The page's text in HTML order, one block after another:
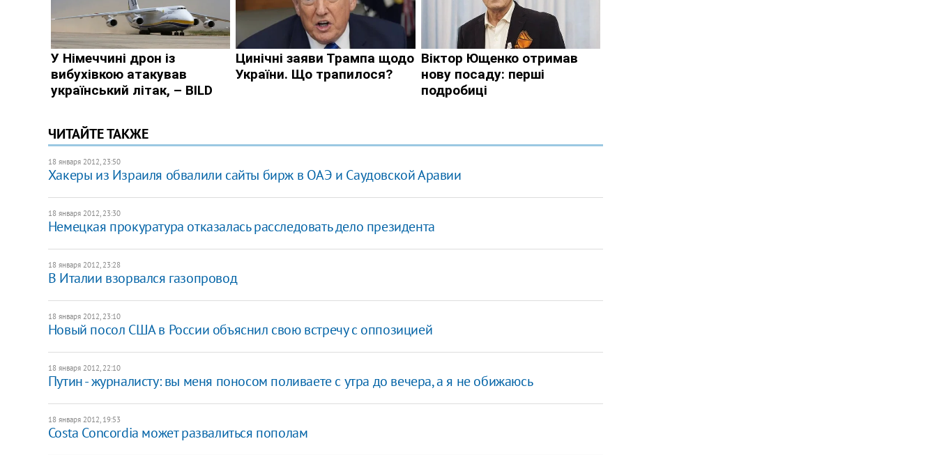
ЧИТАЙТЕ ТАКЖЕ
18 января 2012, 23:50
Хакеры из Израиля обвалили сайты бирж в ОАЭ и Саудовской Аравии
18 января 2012, 23:30
Немецкая прокуратура отказалась расследовать дело президента
18 января 2012, 23:28
В Италии взорвался газопровод
18 января 2012, 23:10
Новый посол США в России объяснил свою встречу с оппозицией
18 января 2012, 22:10
Путин - журналисту: вы меня поносом поливаете с утра до вечера, а я не обижаюсь
18 января 2012, 19:53
Costa Concordia может развалиться пополам